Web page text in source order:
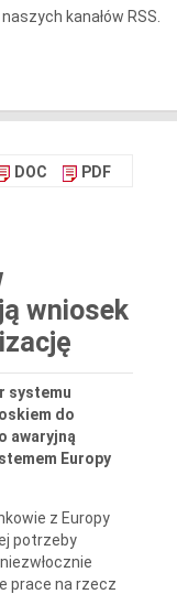
kanałów RSS.
DOC PDF
wniosek
systemu
do
awaryjną
Europy
z Europy
potrzeby
prace na rzecz